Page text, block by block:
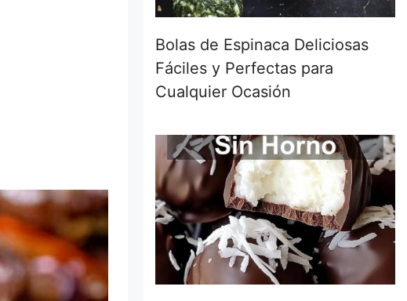
Bolas de Espinaca Deliciosas
Fáciles y Perfectas para
Cualquier Ocasión